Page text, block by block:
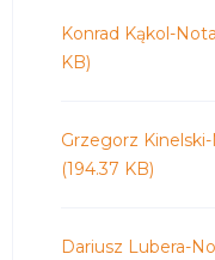
Pobierz
Konrad Kąkol-
KB)
Pobierz
Grzegorz
(194.37 KB)
Pobierz
Dariusz Lubera-